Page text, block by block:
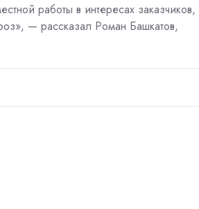
работы в интересах заказчиков,
— рассказал Роман Башкатов,